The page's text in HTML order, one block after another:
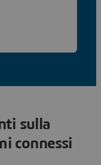
sulla
connessi